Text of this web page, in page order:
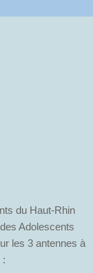
du Haut-Rhin
Adolescents
les 3 antennes à
: